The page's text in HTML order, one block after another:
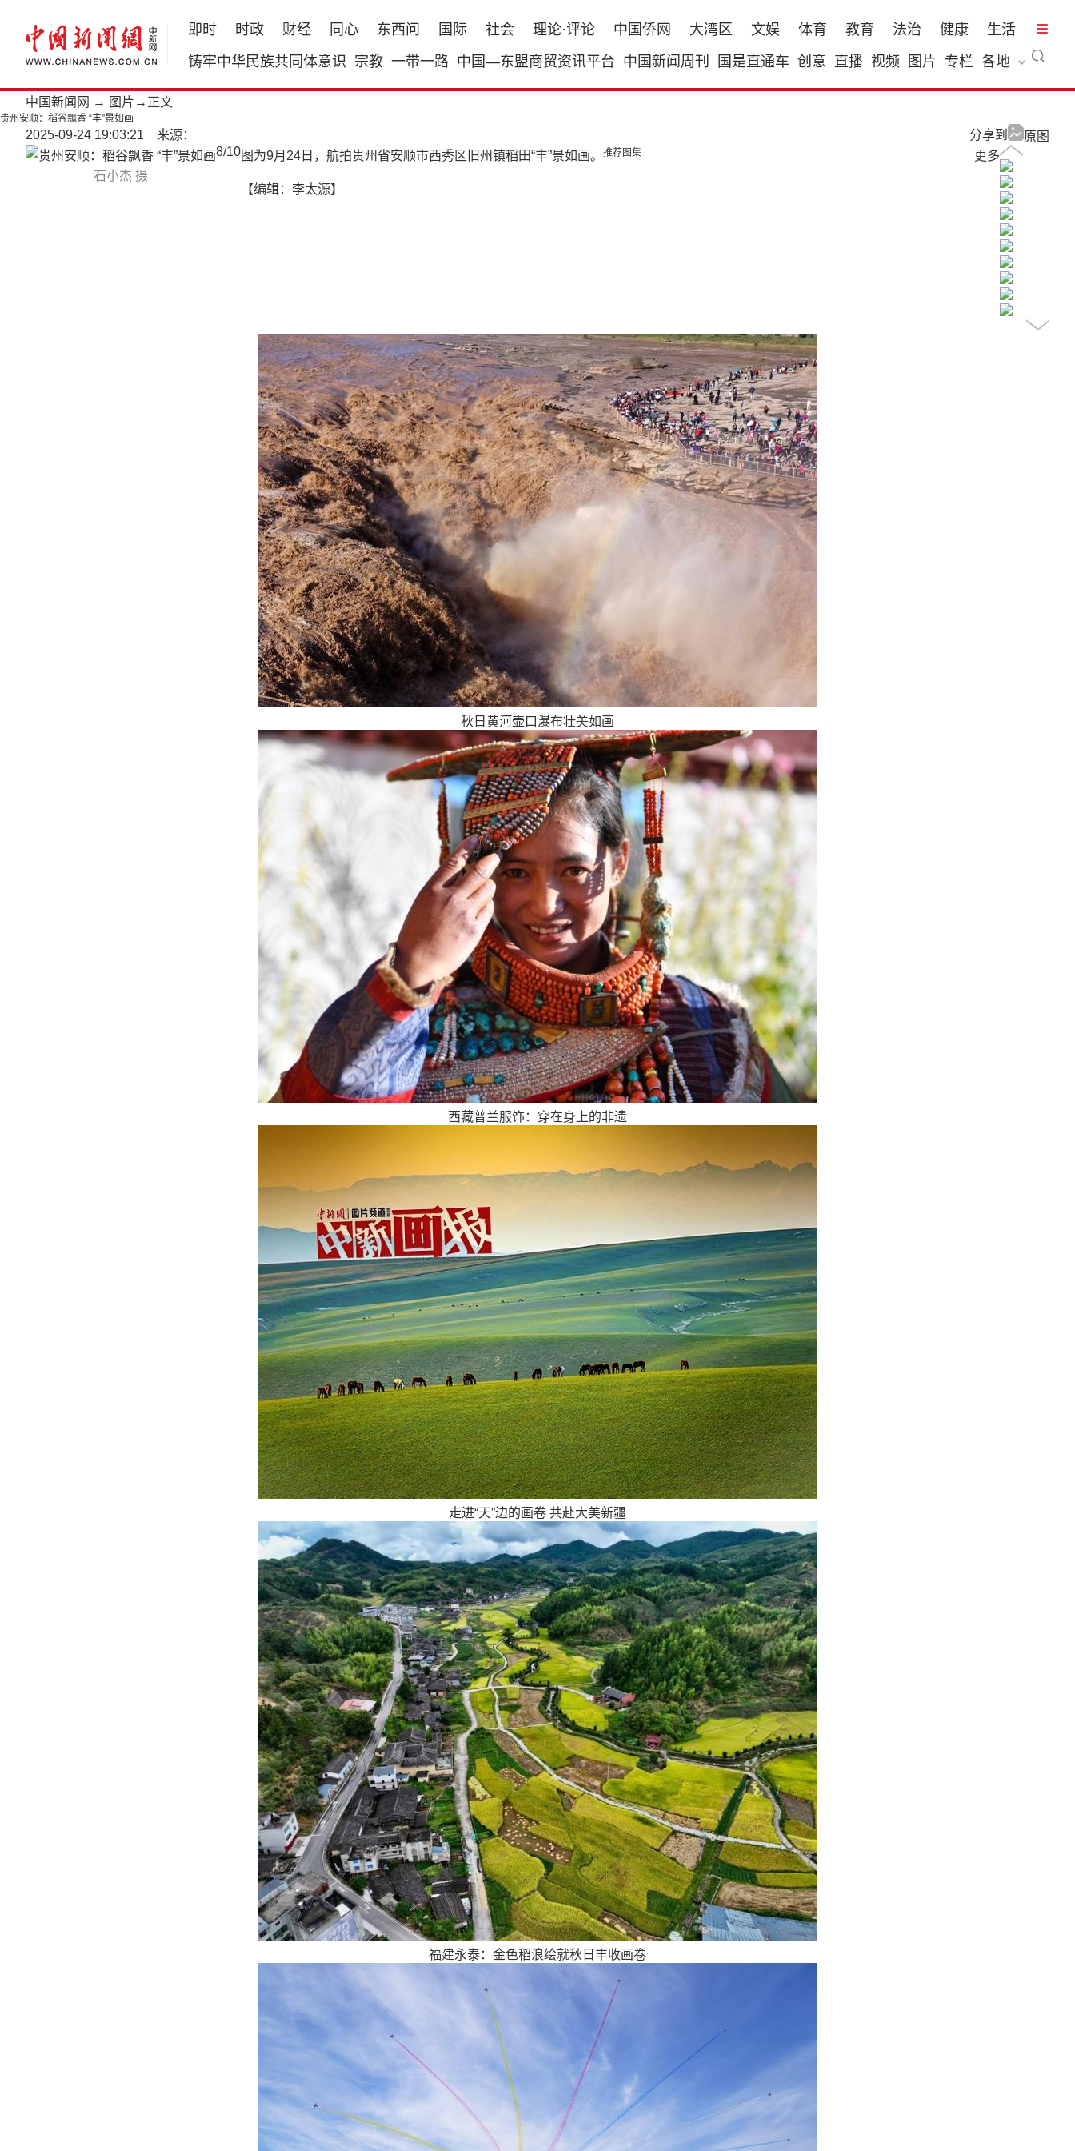
即时 时政 财经 同心 东西问 国际 社会 理论·评论 中国侨网 大湾区 文娱 体育 教育 法治 健康
生活
铸牢中华民族共同体意识 宗教 一带一路 中国—东盟商贸资讯平台 中国新闻周刊 国是直通车 创意 直播 视频 图片 专栏 各地
中国新闻网 → 图片 →正文
贵州安顺：稻谷飘香 “丰”景如画
2025-09-24 19:03:21 来源： 原图
分享到
石小杰 摄
8/10图为9月24日，航拍贵州省安顺市西秀区旧州镇稻田“丰”景如画。
【编辑：李太源】
推荐图集 更多
秋日黄河壶口瀑布壮美如画
西藏普兰服饰：穿在身上的非遗
走进“天”边的画卷 共赴大美新疆
福建永泰：金色稻浪绘就秋日丰收画卷